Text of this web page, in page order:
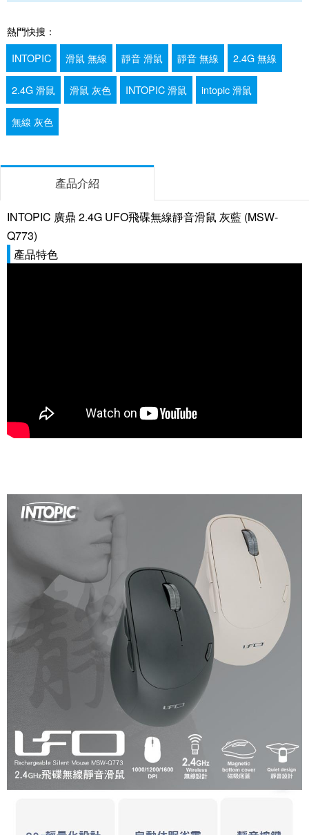
熱門快搜：
INTOPIC
滑鼠 無線 靜音 滑鼠 靜音 無線 2.4G 無線
2.4G 滑鼠 滑鼠 灰色 INTOPIC 滑鼠 intopic 滑鼠
無線 灰色
產品介紹
INTOPIC 廣鼎 2.4G UFO飛碟無線靜音滑鼠 灰藍 (MSW-
Q773)
產品特色